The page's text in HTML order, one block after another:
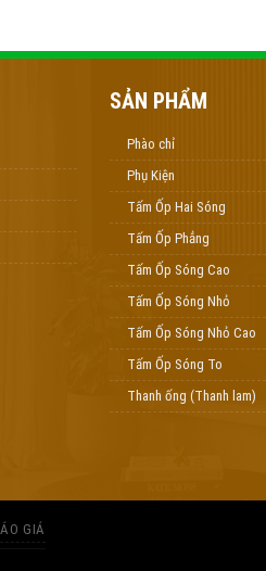
SẢN PHẨM
Phào chỉ
Phụ Kiện
Tấm Ốp Hai Sóng
Tấm Ốp Phẳng
Tấm Ốp Sóng Cao
Tấm Ốp Sóng Nhỏ
Tấm Ốp Sóng Nhỏ Cao
Tấm Ốp Sóng To
Thanh ống (Thanh lam)
GIÁ